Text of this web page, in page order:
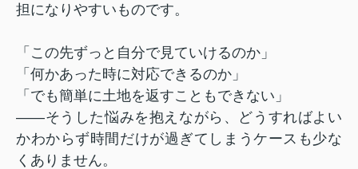
担になりやすいものです。
「この先ずっと自分で見ていけるのか」
「何かあった時に対応できるのか」
「でも簡単に土地を返すこともできない」
――そうした悩みを抱えながら、どうすればよい
かわからず時間だけが過ぎてしまうケースも少な
くありません。